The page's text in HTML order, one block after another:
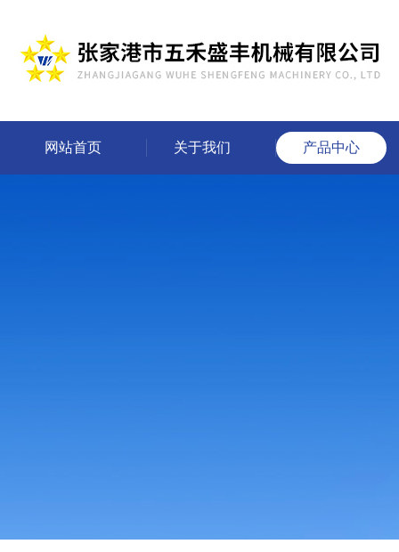
网站首页 关于我们 产品中心